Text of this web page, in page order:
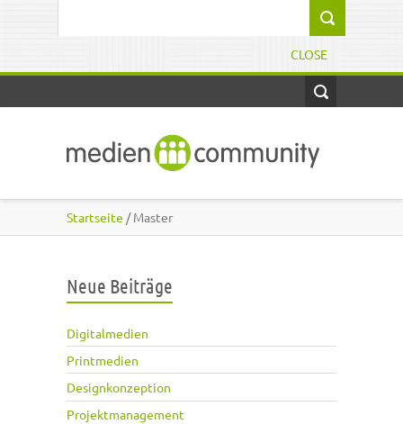
CLOSE
Startseite / Master
Neue Beiträge
Digitalmedien
Printmedien
Designkonzeption
Projektmanagement